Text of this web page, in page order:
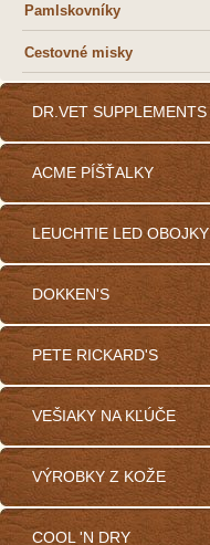
Pamlskovníky
Cestovné misky
DR.VET SUPPLEMENTS
ACME PÍŠŤALKY
LEUCHTIE LED OBOJKY
DOKKEN'S
PETE RICKARD'S
VEŠIAKY NA KĽÚČE
VÝROBKY Z KOŽE
COOL 'N DRY